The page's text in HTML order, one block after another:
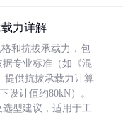
力详解
和抗拔承载力，包
专业标准（如《混
提供抗拔承载力计算
设计值约80kN）。
型建议，适用于工